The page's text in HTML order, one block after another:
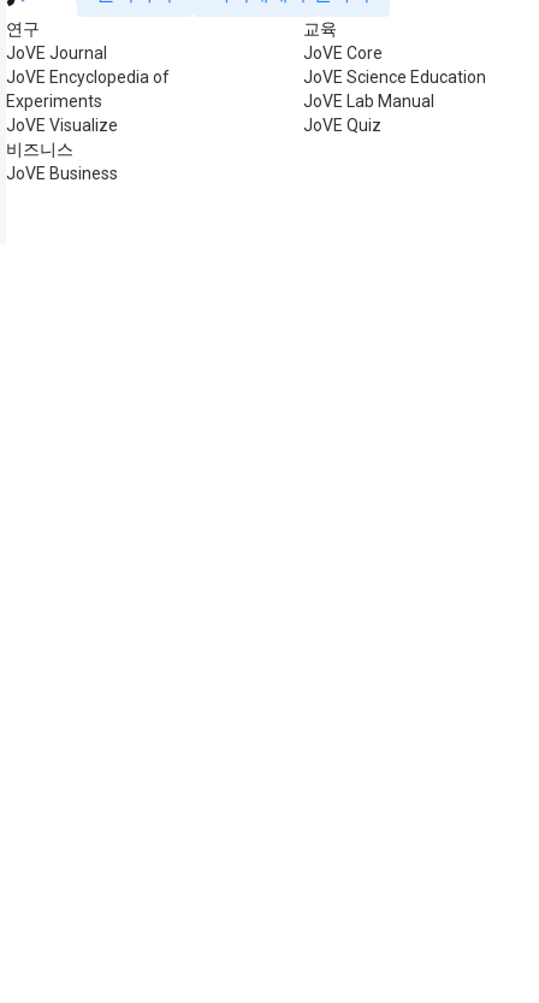
연구
JoVE Journal
JoVE Encyclopedia of
Experiments
JoVE Visualize
비즈니스
JoVE Business
교육
JoVE Core
JoVE Science Education
JoVE Lab Manual
JoVE Quiz